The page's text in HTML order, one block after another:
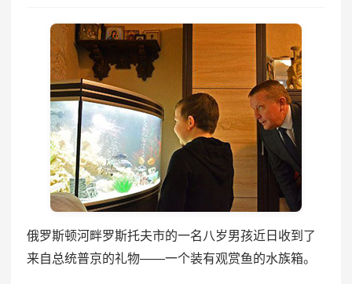
俄罗斯顿河畔罗斯托夫市的一名八岁男孩近日收到了
来自总统普京的礼物——一个装有观赏鱼的水族箱。